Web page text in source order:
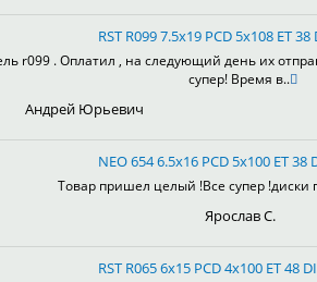
RST R099 7.5x19 PCD 5x108 ET 38
r099 . Оплатил , на следующий день их
супер! Время в..
Андрей Юрьевич
NEO 654 6.5x16 PCD 5x100 ET 38
Товар пришел целый !Все супер !диски
Ярослав С.
RST R065 6x15 PCD 4x100 ET 48